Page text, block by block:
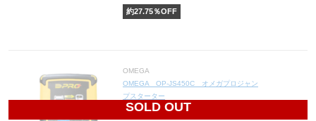
約27.75％OFF
SOLD OUT
OMEGA
OMEGA OP-JS450C オメガプロジャン
プスターター
27,600